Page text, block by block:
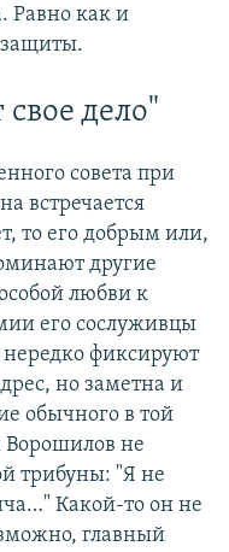
Равно как и
защиты.
дело"
совета при
встречается
то его добрым или,
другие
любви к
его сослуживцы
фиксируют
но заметна и
обычного в той
Ворошилов не
трибуны: "Я не
Какой-то он не
главный